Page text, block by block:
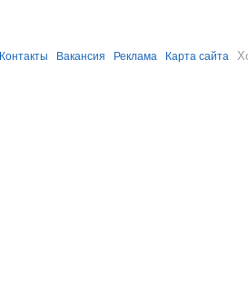
Контакты Вакансия Реклама Карта сайта